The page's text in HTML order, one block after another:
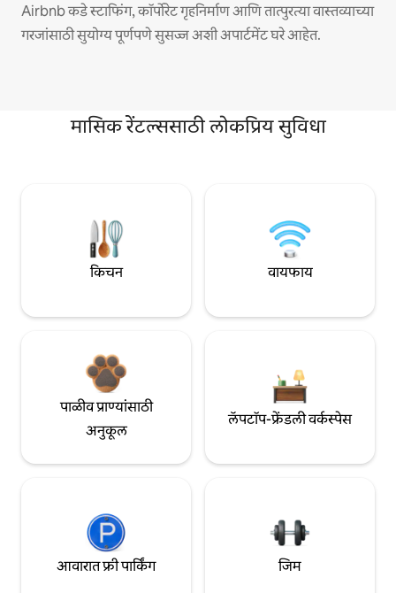
Airbnb कडे स्टाफिंग, कॉर्पोरेट गृहनिर्माण आणि तात्पुरत्या वास्तव्याच्या
गरजांसाठी सुयोग्य पूर्णपणे सुसज्ज अशी अपार्टमेंट घरे आहेत.
मासिक रेंटल्ससाठी लोकप्रिय सुविधा
किचन वायफाय
पाळीव प्राण्यांसाठी
अनुकूल
लॅपटॉप-फ्रेंडली वर्कस्पेस
आवारात फ्री पार्किंग जिम